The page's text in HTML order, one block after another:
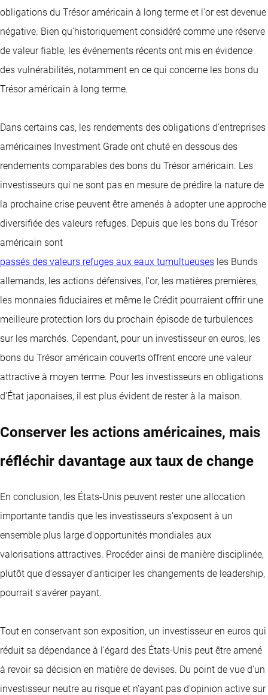
obligations du Trésor américain à long terme et l'or est devenue
négative. Bien qu'historiquement considéré comme une réserve
de valeur fiable, les événements récents ont mis en évidence
des vulnérabilités, notamment en ce qui concerne les bons du
Trésor américain à long terme.
Dans certains cas, les rendements des obligations d'entreprises
américaines Investment Grade ont chuté en dessous des
rendements comparables des bons du Trésor américain. Les
investisseurs qui ne sont pas en mesure de prédire la nature de
la prochaine crise peuvent être amenés à adopter une approche
diversifiée des valeurs refuges. Depuis que les bons du Trésor
américain sont
passés des valeurs refuges aux eaux tumultueuses les Bunds
allemands, les actions défensives, l'or, les matières premières,
les monnaies fiduciaires et même le Crédit pourraient offrir une
meilleure protection lors du prochain épisode de turbulences
sur les marchés. Cependant, pour un investisseur en euros, les
bons du Trésor américain couverts offrent encore une valeur
attractive à moyen terme. Pour les investisseurs en obligations
d'État japonaises, il est plus évident de rester à la maison.
Conserver les actions américaines, mais
réfléchir davantage aux taux de change
En conclusion, les États-Unis peuvent rester une allocation
importante tandis que les investisseurs s'exposent à un
ensemble plus large d'opportunités mondiales aux
valorisations attractives. Procéder ainsi de manière disciplinée,
plutôt que d'essayer d'anticiper les changements de leadership,
pourrait s'avérer payant.
Tout en conservant son exposition, un investisseur en euros qui
réduit sa dépendance à l'égard des États-Unis peut être amené
à revoir sa décision en matière de devises. Du point de vue d'un
investisseur neutre au risque et n'ayant pas d'opinion active sur